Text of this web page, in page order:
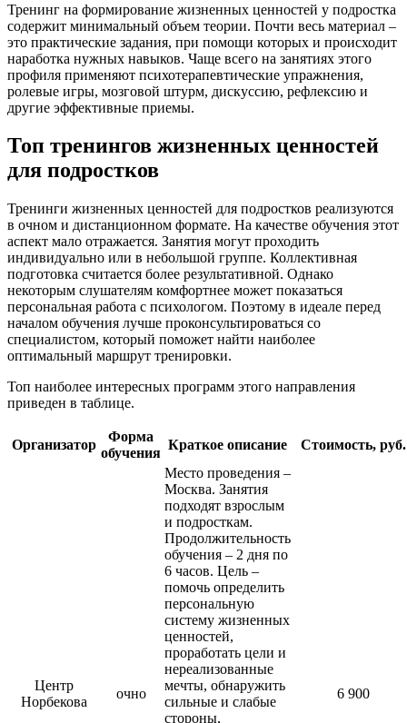
Тренинг на формирование жизненных ценностей у подростка
содержит минимальный объем теории. Почти весь материал –
это практические задания, при помощи которых и происходит
наработка нужных навыков. Чаще всего на занятиях этого
профиля применяют психотерапевтические упражнения,
ролевые игры, мозговой штурм, дискуссию, рефлексию и
другие эффективные приемы.
Топ тренингов жизненных ценностей
для подростков
Тренинги жизненных ценностей для подростков реализуются
в очном и дистанционном формате. На качестве обучения этот
аспект мало отражается. Занятия могут проходить
индивидуально или в небольшой группе. Коллективная
подготовка считается более результативной. Однако
некоторым слушателям комфортнее может показаться
персональная работа с психологом. Поэтому в идеале перед
началом обучения лучше проконсультироваться со
специалистом, который поможет найти наиболее
оптимальный маршрут тренировки.
Топ наиболее интересных программ этого направления
приведен в таблице.
Организатор
Форма
обучения
Краткое описание Стоимость, руб.
Центр
Норбекова
очно
Место проведения –
Москва. Занятия
подходят взрослым
и подросткам.
Продолжительность
обучения – 2 дня по
6 часов. Цель –
помочь определить
персональную
систему жизненных
ценностей,
проработать цели и
нереализованные
мечты, обнаружить
сильные и слабые
стороны,
6 900